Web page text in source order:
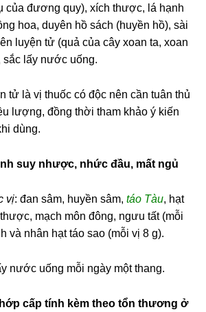
của đương quy), xích thược, lá hạnh
hoa, duyên hồ sách (huyền hồ), sài
luyện tử (quả của cây xoan ta, xoan
sắc lấy nước uống.
tử là vị thuốc có độc nên cần tuân thủ
lượng, đồng thời tham khảo ý kiến
dùng.
suy nhược, nhức đầu, mất ngủ
vị: đan sâm, huyền sâm, táo Tàu, hạt
mạch môn đông, ngưu tất (mỗi
và nhân hạt táo sao (mỗi vị 8 g).
nước uống mỗi ngày một thang.
cấp tính kèm theo tổn thương ở